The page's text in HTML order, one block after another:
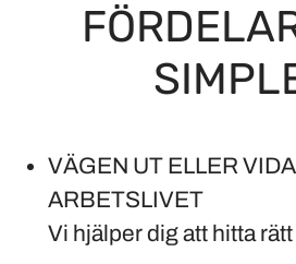
VÄGEN UT ELLER
ARBETSLIVET
Vi hjälper dig att hitta